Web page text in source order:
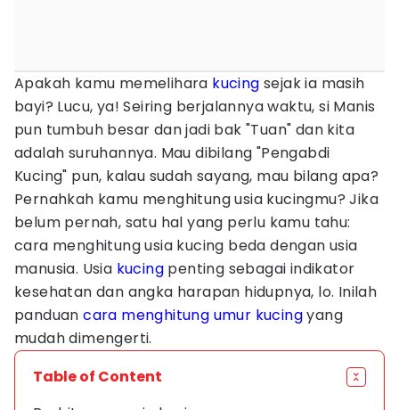
Apakah kamu memelihara kucing sejak ia masih
bayi? Lucu, ya! Seiring berjalannya waktu, si Manis
pun tumbuh besar dan jadi bak "Tuan" dan kita
adalah suruhannya. Mau dibilang "Pengabdi
Kucing" pun, kalau sudah sayang, mau bilang apa?
Pernahkah kamu menghitung usia kucingmu? Jika
belum pernah, satu hal yang perlu kamu tahu:
cara menghitung usia kucing beda dengan usia
manusia. Usia kucing penting sebagai indikator
kesehatan dan angka harapan hidupnya, lo. Inilah
panduancara menghitung umur kucingyang
mudah dimengerti.
Table of Content